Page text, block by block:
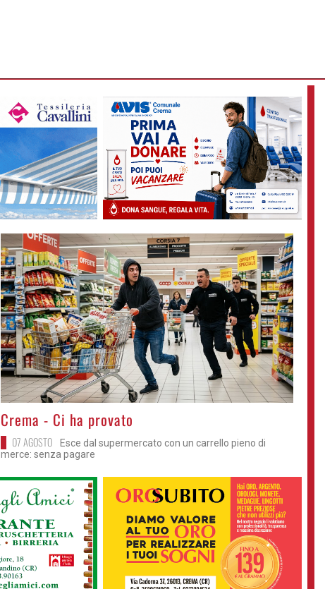
>
Crema - Ci ha provato
07 AGOSTO
Esce dal supermercato con un carrello pieno di
merce: senza pagare